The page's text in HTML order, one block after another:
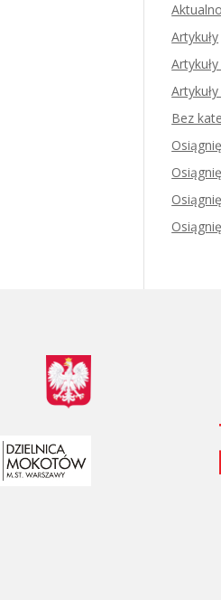
Artykuły
Bez